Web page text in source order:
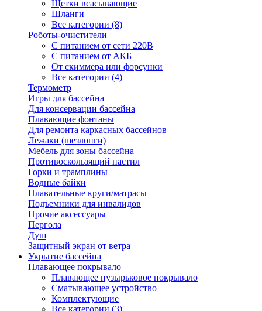
Щетки всасывающие
Шланги
Все категории (8)
Роботы-очистители
С питанием от сети 220В
С питанием от АКБ
От скиммера или форсунки
Все категории (4)
Термометр
Игры для бассейна
Для консервации бассейна
Плавающие фонтаны
Для ремонта каркасных бассейнов
Лежаки (шезлонги)
Мебель для зоны бассейна
Противоскользящий настил
Горки и трамплины
Водные байки
Плавательные круги/матрасы
Подъемники для инвалидов
Прочие аксессуары
Пергола
Душ
Защитный экран от ветра
Укрытие бассейна
Плавающее покрывало
Плавающее пузырьковое покрывало
Сматывающее устройство
Комплектующие
Все категории (3)